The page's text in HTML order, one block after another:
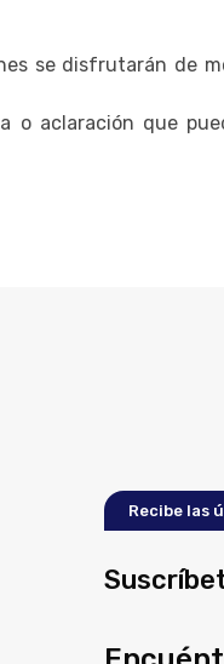
se disfrutarán de
o aclaración que
Recibe las